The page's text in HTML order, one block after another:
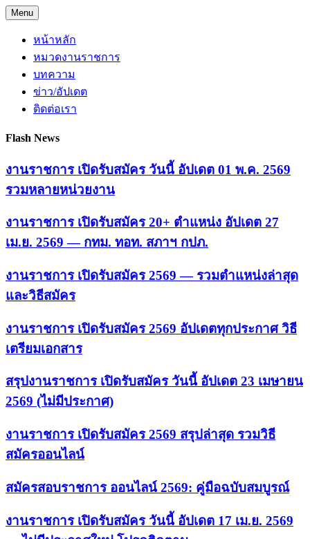
Skip
to
content
Menu
หน้าหลัก
หมวดงานราชการ
บทความ
ข่าว/อัปเดต
ติดต่อเรา
Flash News
งานราชการ เปิดรับสมัคร วันนี้ อัปเดต 01 พ.ค. 2569
รวมหลายหน่วยงาน
งานราชการ เปิดรับสมัคร 20+ ตำแหน่ง อัปเดต 27
เม.ย. 2569 — กทม. ทอท. สภาฯ กปภ.
งานราชการ เปิดรับสมัคร 2569 — รวมตำแหน่งล่าสุด
และวิธีสมัคร
งานราชการ เปิดรับสมัคร 2569 อัปเดตทุกประกาศ วิธี
เตรียมเอกสาร
สรุปงานราชการ เปิดรับสมัคร วันนี้ อัปเดต 23 เมษายน
2569 (ไม่มีประกาศ)
งานราชการ เปิดรับสมัคร 2569 สรุปล่าสุด รวมวิธี
สมัครออนไลน์
สมัครสอบราชการ ออนไลน์ 2569: คู่มือฉบับสมบูรณ์
งานราชการ เปิดรับสมัคร วันนี้ อัปเดต 17 เม.ย. 2569